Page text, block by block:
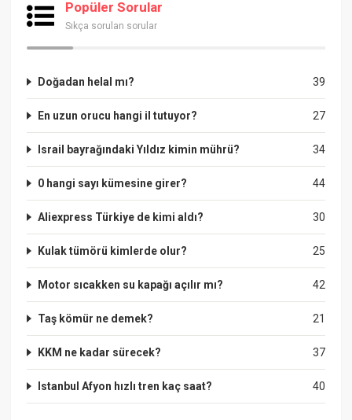
Popüler Sorular
Sıkça sorulan sorular
39
Doğadan helal mı?
27
En uzun orucu hangi il tutuyor?
34
Israil bayrağındaki Yıldız kimin mührü?
44
0 hangi sayı kümesine girer?
30
Aliexpress Türkiye de kimi aldı?
25
Kulak tümörü kimlerde olur?
42
Motor sıcakken su kapağı açılır mı?
21
Taş kömür ne demek?
37
KKM ne kadar sürecek?
40
Istanbul Afyon hızlı tren kaç saat?